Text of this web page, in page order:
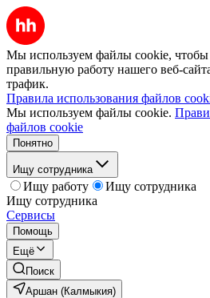
Мы используем файлы cookie, чтобы
правильную работу нашего веб-
трафик.
Правила использования файлов
Мы используем файлы cookie.
файлов cookie
Понятно
Ищу сотрудника
Ищу работу
Ищу сотрудника
Ищу сотрудника
Сервисы
Помощь
Ещё
Поиск
Аршан (Калмыкия)